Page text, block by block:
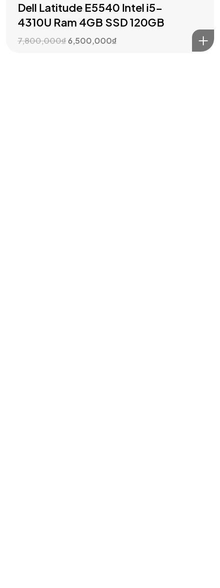
Dell Latitude E5540 Intel i5-
4310U Ram 4GB SSD 120GB
7,800,000₫6,500,000₫
Let's Talk